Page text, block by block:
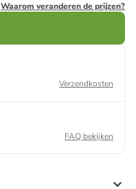
Waarom veranderen de prijzen?
Verzendkosten
FAQ bekijken